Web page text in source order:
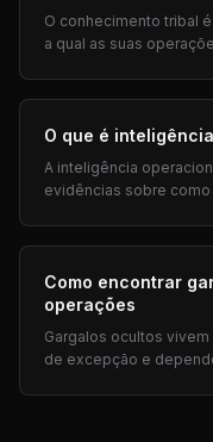
O conhecimento tribal
a qual as suas
O que é
A inteligência
evidências sobre
Como encontrar
operações
Gargalos ocultos
de excepção e